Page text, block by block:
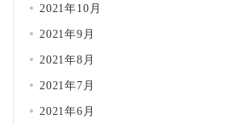
2021年10月
2021年9月
2021年8月
2021年7月
2021年6月